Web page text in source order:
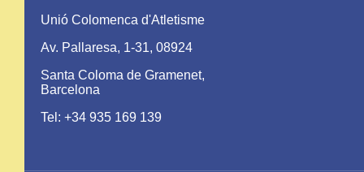
Unió Colomenca d'Atletisme
Av. Pallaresa, 1-31, 08924
Santa Coloma de Gramenet,
Barcelona
Tel: +34 935 169 139